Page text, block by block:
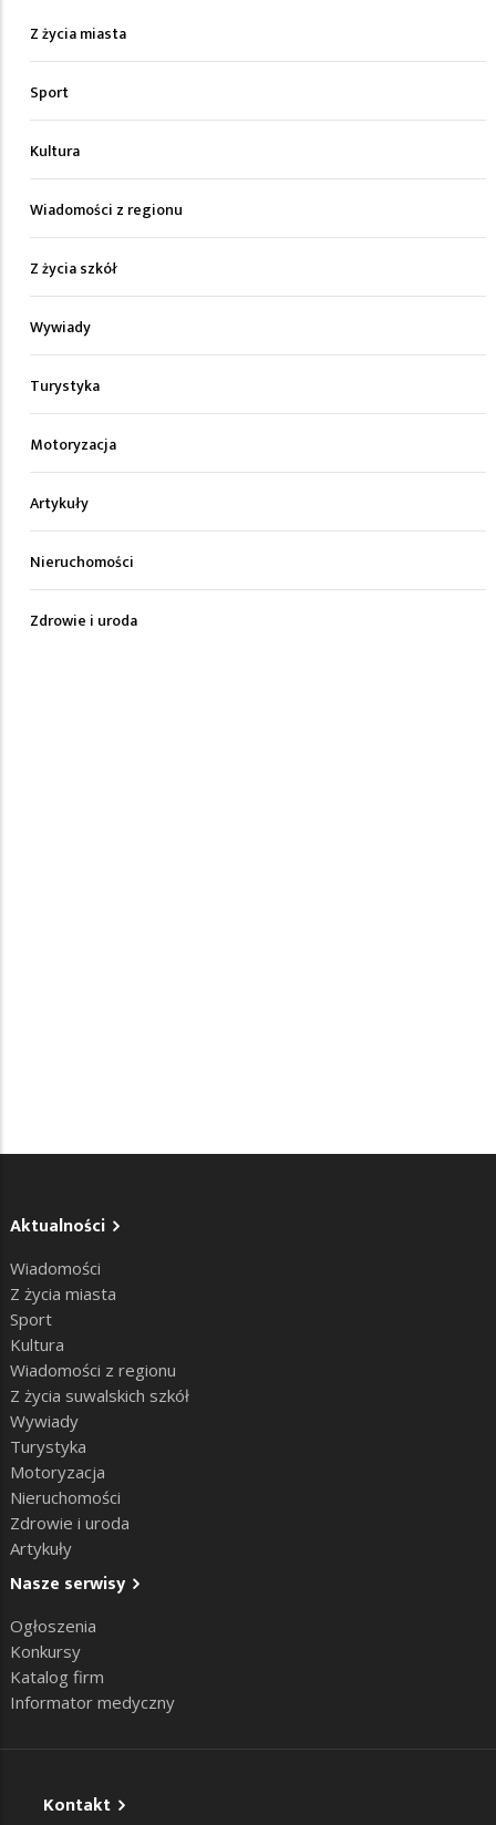
Z życia miasta
Sport
Kultura
Wiadomości z regionu
Z życia szkół
Wywiady
Turystyka
Motoryzacja
Artykuły
Nieruchomości
Zdrowie i uroda
Aktualności
Wiadomości
Z życia miasta
Sport
Kultura
Wiadomości z regionu
Z życia suwalskich szkół
Wywiady
Turystyka
Motoryzacja
Nieruchomości
Zdrowie i uroda
Artykuły
Nasze serwisy
Ogłoszenia
Konkursy
Katalog firm
Informator medyczny
Kontakt